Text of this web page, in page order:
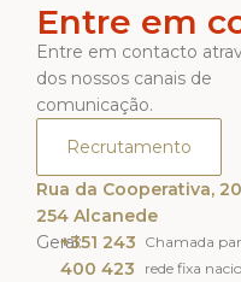
Entre em
Entre em contacto
dos nossos canais de
comunicação.
Recrutamento
Rua da Cooperativa,
254 Alcanede
Geral:+351 243
400 423
Chamada
rede fixa